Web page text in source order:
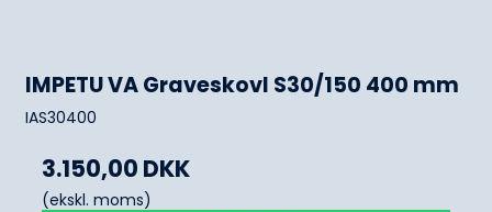
IMPETU VA Graveskovl S30/150 400 mm
IAS30400
3.150,00 DKK
(ekskl. moms)